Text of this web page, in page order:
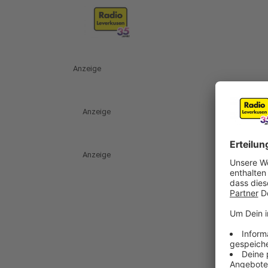
Anzeige
Anzeige
Anzeige